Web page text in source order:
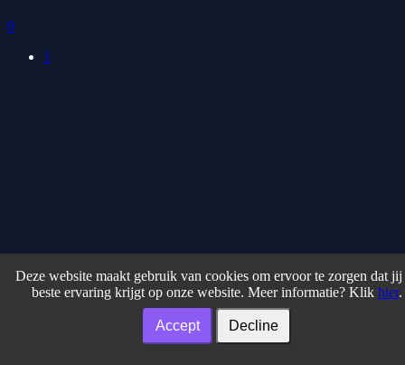
0
1
Algemene Voorwaarden|Privacyverklaring|Cookiebeleid|Over
Ons|Adverteren
Copyright DitSpel.NL © 2005 -. All rights reserved. Gamemakers
zijn verantwoordelijk voor de inhoud en auteursrechten van de
spellen op onze site.
Deze website maakt gebruik van cookies om ervoor te zorgen dat jij
beste ervaring krijgt op onze website. Meer informatie? Klik hier.
Accept Decline